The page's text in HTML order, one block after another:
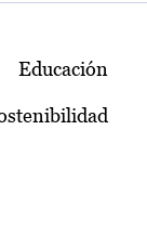
Educación